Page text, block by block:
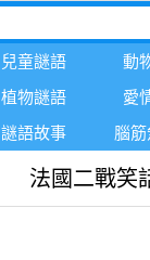
兒童謎語 動
植物謎語 愛
謎語故事 腦
法國二戰笑